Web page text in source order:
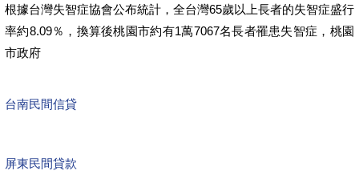
根據台灣失智症協會公布統計，全台灣65歲以上長者的失智症盛行
率約8.09％，換算後桃園市約有1萬7067名長者罹患失智症，桃園
市政府
台南民間信貸
屏東民間貸款